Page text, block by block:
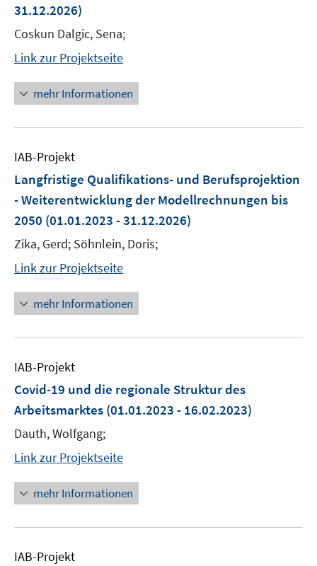
31.12.2026)
Coskun Dalgic, Sena;
Link zur Projektseite
mehr Informationen
IAB-Projekt
Langfristige Qualifikations- und Berufsprojektion
- Weiterentwicklung der Modellrechnungen bis
2050 (01.01.2023 - 31.12.2026)
Zika, Gerd; Söhnlein, Doris;
Link zur Projektseite
mehr Informationen
IAB-Projekt
Covid-19 und die regionale Struktur des
Arbeitsmarktes (01.01.2023 - 16.02.2023)
Dauth, Wolfgang;
Link zur Projektseite
mehr Informationen
IAB-Projekt